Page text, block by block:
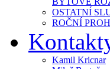
OSTATNÍ
ROČNÍ
Kamil Kricnar